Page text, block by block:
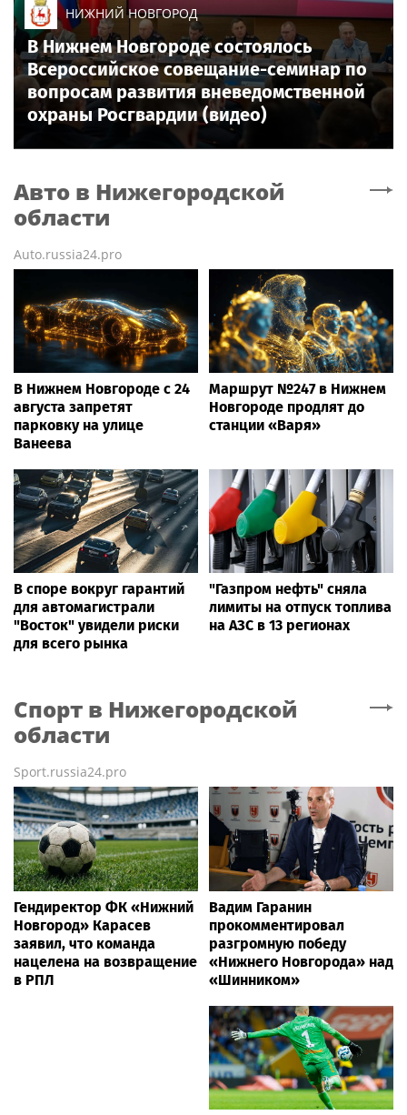
НИЖНИЙ НОВГОРОД
В Нижнем Новгороде состоялось
Всероссийское совещание-семинар по
вопросам развития вневедомственной
охраны Росгвардии (видео)
Авто в Нижегородской
области
Auto.russia24.pro
В Нижнем Новгороде с 24
августа запретят
парковку на улице
Ванеева
Маршрут №247 в Нижнем
Новгороде продлят до
станции «Варя»
В споре вокруг гарантий
для автомагистрали
"Восток" увидели риски
для всего рынка
"Газпром нефть" сняла
лимиты на отпуск топлива
на АЗС в 13 регионах
Спорт в Нижегородской
области
Sport.russia24.pro
Гендиректор ФК «Нижний
Новгород» Карасев
заявил, что команда
нацелена на возвращение
в РПЛ
Вадим Гаранин
прокомментировал
разгромную победу
«Нижнего Новгорода» над
«Шинником»